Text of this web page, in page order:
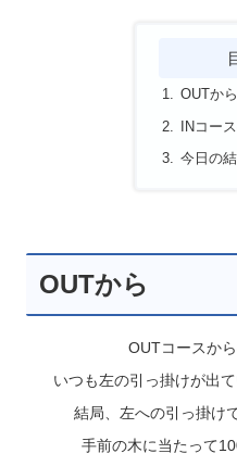
OUTから
INコー
今日の
OUTから
OUTコースか
いつも左の引っ掛けが出
結局、左への引っ掛け
手前の木に当たって